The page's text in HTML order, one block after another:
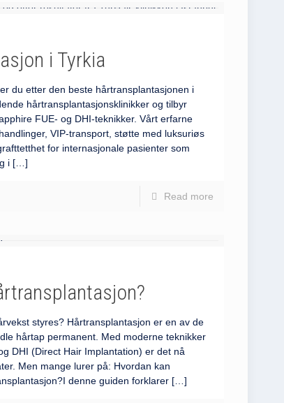
i Tyrkia
du etter den beste hårtransplantasjonen i
hårtransplantasjonsklinikker og tilbyr
FUE- og DHI-teknikker. Vårt erfarne
VIP-transport, støtte med luksuriøs
for internasjonale pasienter som
i[…]
Read more
styres? Hårtransplantasjon er en av de
hårtap permanent. Med moderne teknikker
DHI (Direct Hair Implantation) er det nå
Men mange lurer på: Hvordan kan
denne guiden forklarer[…]